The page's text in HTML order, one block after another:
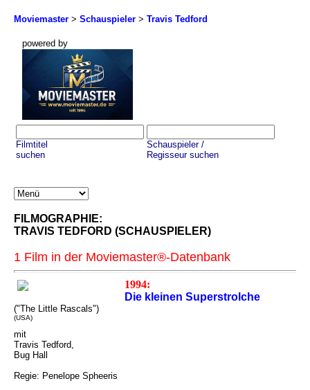
Moviemaster > Schauspieler > Travis Tedford
powered by
Filmtitel
suchen
Schauspieler /
Regisseur suchen
FILMOGRAPHIE:
TRAVIS TEDFORD (SCHAUSPIELER)
1 Film in der Moviemaster®-Datenbank
1994:
Die kleinen Superstrolche
("The Little Rascals")
(USA)
mit
Travis Tedford,
Bug Hall
Regie: Penelope Spheeris